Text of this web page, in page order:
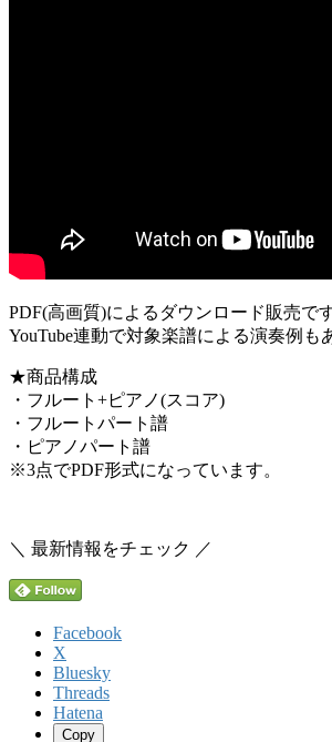
PDF(高画質)によるダウンロード販売です
YouTube連動で対象楽譜による演奏例も
★商品構成
・フルート+ピアノ(スコア)
・フルートパート譜
・ピアノパート譜
※3点でPDF形式になっています。
＼ 最新情報をチェック ／
Facebook
X
Bluesky
Threads
Hatena
Copy